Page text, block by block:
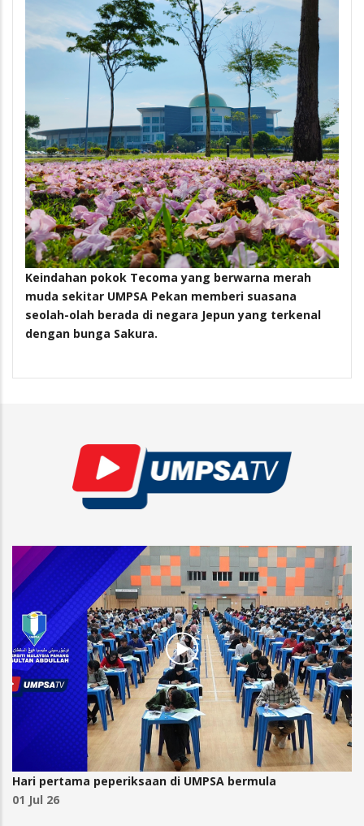
Keindahan pokok Tecoma yang berwarna merah
muda sekitar UMPSA Pekan memberi suasana
seolah-olah berada di negara Jepun yang terkenal
dengan bunga Sakura.
Hari pertama peperiksaan di UMPSA bermula
01 Jul 26